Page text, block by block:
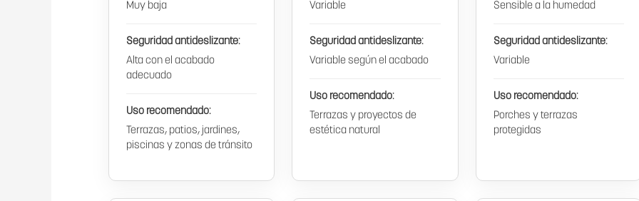
Muy baja
Seguridad antideslizante:
Alta con el acabado
adecuado
Uso recomendado:
Terrazas, patios, jardines,
piscinas y zonas de tránsito
Variable
Seguridad antideslizante:
Variable según el acabado
Uso recomendado:
Terrazas y proyectos de
estética natural
Sensible a la humedad
Seguridad antideslizante:
Variable
Uso recomendado:
Porches y terrazas
protegidas